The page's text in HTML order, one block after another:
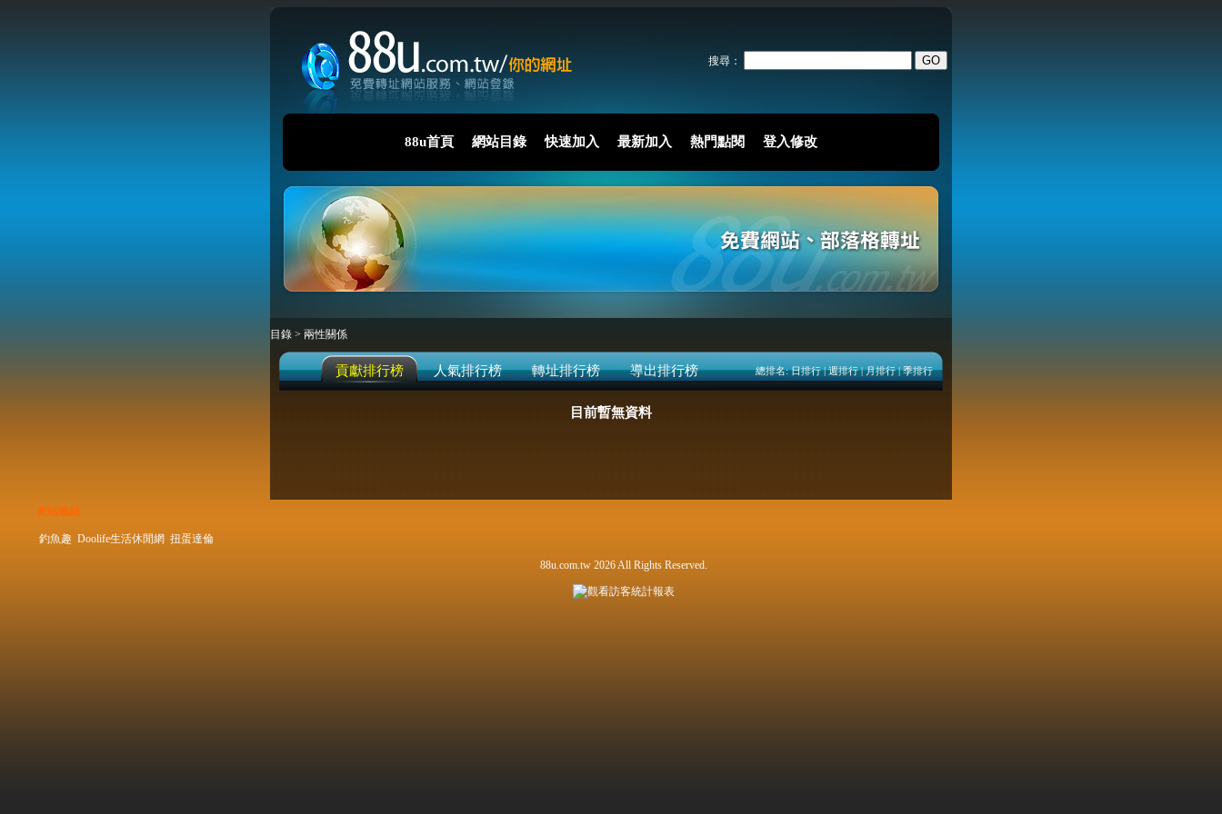
搜尋：
88u首頁 網站目錄 快速加入 最新加入 熱門點閱 登入修改
目錄 > 兩性關係
貢獻排行榜 人氣排行榜 轉址排行榜 導出排行榜 總排名:日排行|週排行|月排行|季排行
目前暫無資料
友站連結
釣魚趣 Doolife生活休閒網 扭蛋達倫
88u.com.tw 2026 All Rights Reserved.